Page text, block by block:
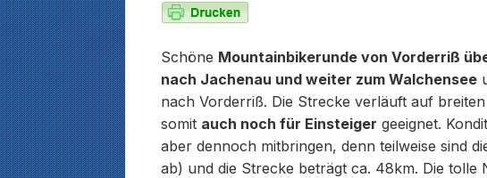
Schöne Mountainbikerunde von Vorderriß
nach Jachenau und weiter zum Walchensee
nach Vorderriß. Die Strecke verläuft auf
somit auch noch für Einsteiger geeignet.
aber dennoch mitbringen, denn teilweise sind
ab) und die Strecke beträgt ca. 48km. Die tolle